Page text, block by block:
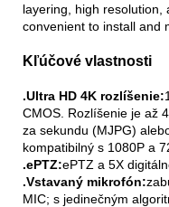
layering, high resolution,
convenient to install and
Kľúčové vlastnosti
.Ultra HD 4K rozlíšenie:
CMOS. Rozlíšenie je až
za sekundu (MJPG)
kompatibilný s 1080P a
.ePTZ:ePTZ a 5X
.Vstavaný mikrofón:
MIC; s jedinečným